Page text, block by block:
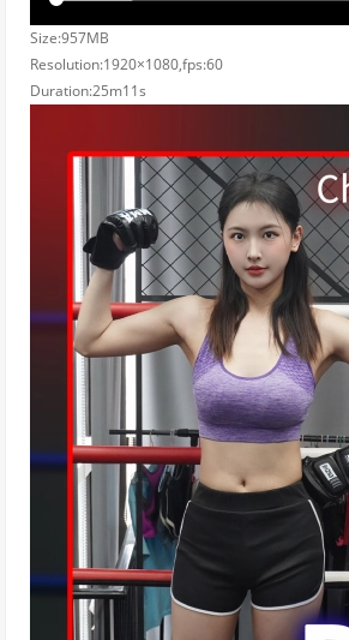
Size:957MB
Resolution:1920×1080,fps:60
Duration:25m11s